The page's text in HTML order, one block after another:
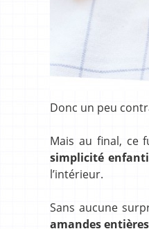
Donc un peu
Mais au final, ce
simplicité
l’intérieur.
Sans aucune
amandes